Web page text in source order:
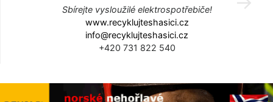
Sbírejte vysloužilé elektrospotřebiče!
www.recyklujteshasici.cz
info@recyklujteshasici.cz
+420 731 822 540